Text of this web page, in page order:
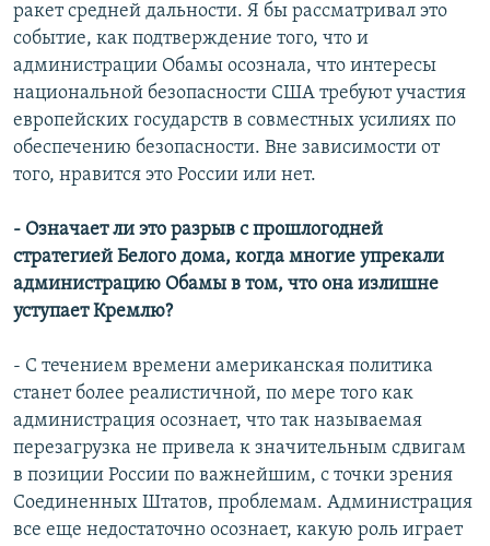
ракет средней дальности. Я бы рассматривал это
событие, как подтверждение того, что и
администрации Обамы осознала, что интересы
национальной безопасности США требуют участия
европейских государств в совместных усилиях по
обеспечению безопасности. Вне зависимости от
того, нравится это России или нет.
- Означает ли это разрыв с прошлогодней
стратегией Белого дома, когда многие упрекали
администрацию Обамы в том, что она излишне
уступает Кремлю?
- С течением времени американская политика
станет более реалистичной, по мере того как
администрация осознает, что так называемая
перезагрузка не привела к значительным сдвигам
в позиции России по важнейшим, с точки зрения
Соединенных Штатов, проблемам. Администрация
все еще недостаточно осознает, какую роль играет